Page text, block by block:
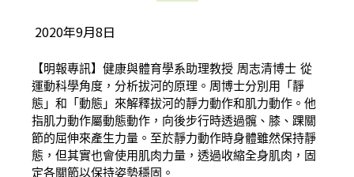
2020年9月8日
【明報專訊】健康與體育學系助理教授 周志清博士 從
運動科學角度，分析拔河的原理。周博士分別用「靜
態」和「動態」來解釋拔河的靜力動作和肌力動作。他
指肌力動作屬動態動作，向後步行時透過髖、膝、踝關
節的屈伸來產生力量。至於靜力動作時身體雖然保持靜
態，但其實也會使用肌肉力量，透過收縮全身肌肉，固
定各關節以保持姿勢穩固。